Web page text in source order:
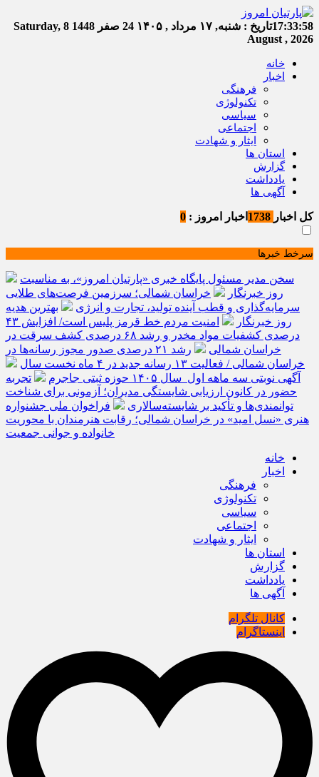
17:33:59تاریخ : شنبه, ۱۷ مرداد , ۱۴۰۵ 24 صفر 1448
Saturday, 8
August , 2026
خانه
اخبار
فرهنگی
تکنولوژی
سیاسی
اجتماعی
ایثار و شهادت
استان ها
گزارش
یادداشت
آگهی ها
کل اخبار اخبار امروز : 0
سرخط خبرها
سخن مدیر مسئول پایگاه خبری «پارتیان امروز»، به مناسبت
روز خبرنگار
خراسان شمالی؛ سرزمین فرصت‌های طلایی
سرمایه‌گذاری و قطب آینده تولید، تجارت و انرژی
بهترین هدیه
روز خبرنگار
امنیت مردم خط قرمز پلیس است/ افزایش ۴۳
درصدی کشفیات مواد مخدر و رشد ۶۸ درصدی کشف سرقت در
خراسان شمالی
رشد ۲۱ درصدی صدور مجوز رسانه‌ها در
خراسان شمالی / فعالیت ۱۳ رسانه جدید در ۴ ماه نخست سال
آگهی نوبتی سه ماهه اول سال ۱۴۰۵ حوزه ثبتی جاجرم
تجربه
حضور در کانون ارزیابی شایستگی مدیران؛ آزمونی برای شناخت
توانمندی‌ها و تأکید بر شایسته‌سالاری
فراخوان ملی جشنواره
هنری «نسل امید» در خراسان شمالی؛ رقابت هنرمندان با محوریت
خانواده و جوانی جمعیت
خانه
اخبار
فرهنگی
تکنولوژی
سیاسی
اجتماعی
ایثار و شهادت
استان ها
گزارش
یادداشت
آگهی ها
کانال تلگرام
اینستاگرام